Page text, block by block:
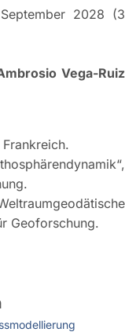
2028 (3
Vega-Ruiz
Geoforschung.